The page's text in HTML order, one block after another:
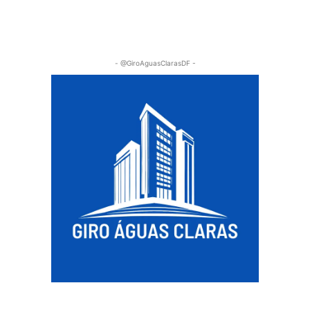
- @GiroAguasClarasDF -